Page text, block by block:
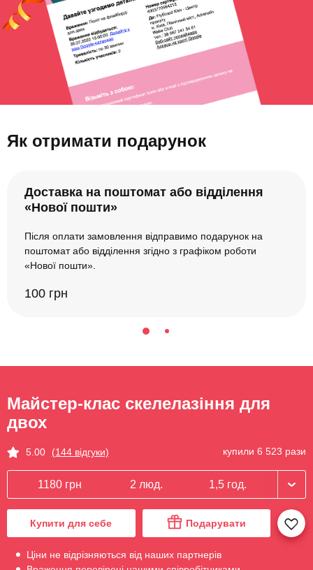
Як отримати подарунок
Доставка на поштомат або відділення
«Нової пошти»
Після оплати замовлення відправимо подарунок на
поштомат або відділення згідно з графіком роботи
«Нової пошти».
100 грн
Майстер-клас скелелазіння для
двох
5.00 (144 відгуки) купили 6 523 рази
1180 грн 2 люд. 1,5 год.
Купити для себе Подарувати
Ціни не відрізняються від наших партнерів